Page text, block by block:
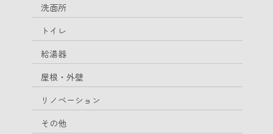
洗面所
トイレ
給湯器
屋根・外壁
リノベーション
その他